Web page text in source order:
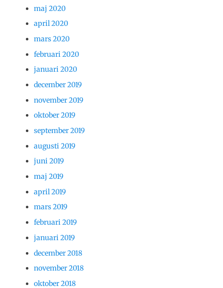
maj 2020
april 2020
mars 2020
februari 2020
januari 2020
december 2019
november 2019
oktober 2019
september 2019
augusti 2019
juni 2019
maj 2019
april 2019
mars 2019
februari 2019
januari 2019
december 2018
november 2018
oktober 2018